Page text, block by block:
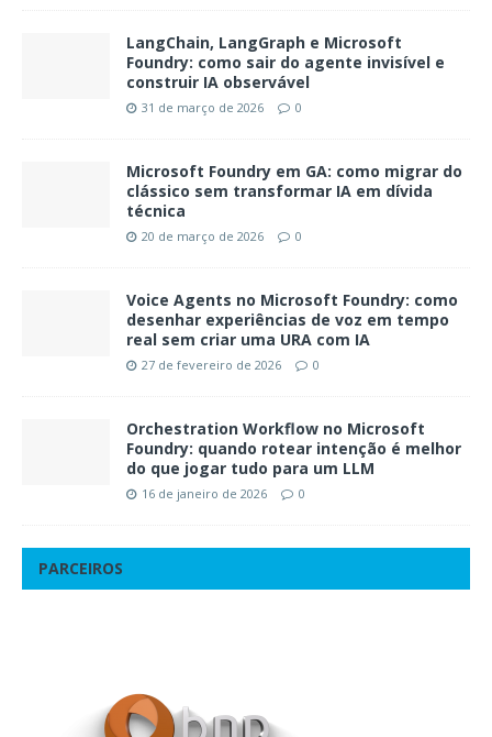
LangChain, LangGraph e Microsoft
Foundry: como sair do agente invisível e
construir IA observável
31 de março de 2026 0
Microsoft Foundry em GA: como migrar do
clássico sem transformar IA em dívida
técnica
20 de março de 2026 0
Voice Agents no Microsoft Foundry: como
desenhar experiências de voz em tempo
real sem criar uma URA com IA
27 de fevereiro de 2026 0
Orchestration Workflow no Microsoft
Foundry: quando rotear intenção é melhor
do que jogar tudo para um LLM
16 de janeiro de 2026 0
PARCEIROS